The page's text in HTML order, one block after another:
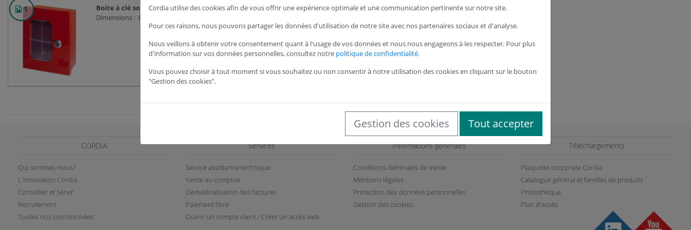
1
Boite à clé sous verre dormant
Dimensions : L.128 x H.165 x P.52 mm
En stock 45,79 €HT
CORDIA
Qui sommes-nous?
L'innovation Cordia
Conseiller et Servir
Recrutement
Toutes nos coordonnées
Services
Service assistance technique
Vente au comptoir
Dématérialisation des factures
Paiement libre
Ouvrir un compte client / Créer un accès web
Informations générales
Conditions Générales de Vente
Mentions légales
Protection des données personnelles
Gestion des cookies
Téléchargements
Plaquette corporate Cordia
Catalogue général et familles de produits
Photothèque
Plan d'accès
Cordia utilise des cookies afin de vous offrir une expérience optimale et une communication pertinente sur notre site.
Pour ces raisons, nous pouvons partager les données d'utilisation de notre site avec nos partenaires sociaux et d'analyse.
Nous veillons à obtenir votre consentement quant à l'usage de vos données et nous nous engageons à les respecter. Pour plus
d'information sur vos données personnelles, consultez notre politique de confidentialité.
Vous pouvez choisir à tout moment si vous souhaitez ou non consentir à notre utilisation des cookies en cliquant sur le bouton
"Gestion des cookies".
Gestion des cookies Tout accepter